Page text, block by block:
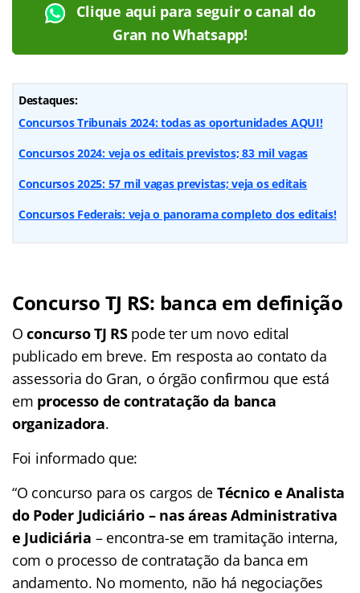
Clique aqui para seguir o canal do
Gran no Whatsapp!
Destaques:
Concursos Tribunais 2024: todas as oportunidades AQUI!
Concursos 2024: veja os editais previstos; 83 mil vagas
Concursos 2025: 57 mil vagas previstas; veja os editais
Concursos Federais: veja o panorama completo dos editais!
Concurso TJ RS: banca em definição
Oconcurso TJ RSpode ter um novo edital
publicado em breve. Em resposta ao contato da
assessoria do Gran, o órgão confirmou que está
em processo de contratação da banca
organizadora.
Foi informado que:
“O concurso para os cargos de Técnico e Analista
do Poder Judiciário – nas áreas Administrativa
e Judiciária – encontra-se em tramitação interna,
com o processo de contratação da banca em
andamento. No momento, não há negociações